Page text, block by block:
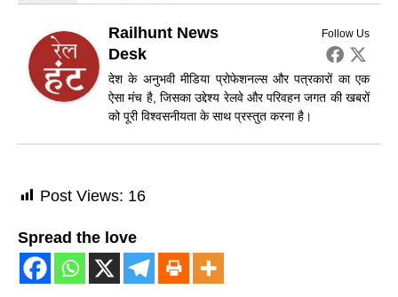
Follow Us
Railhunt News
Desk
देश के अनुभवी मीडिया प्रोफेशनल्स और पत्रकारों का एक
ऐसा मंच है, जिसका उद्देश्य रेलवे और परिवहन जगत की खबरों
को पूरी विश्वसनीयता के साथ प्रस्तुत करना है।
Post Views: 16
Spread the love